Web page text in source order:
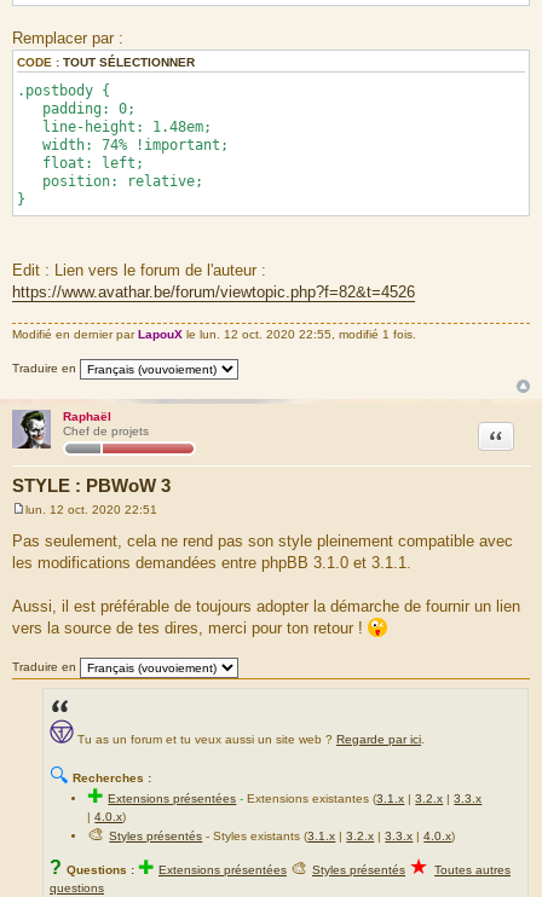
Remplacer par :
CODE : TOUT SÉLECTIONNER
.postbody {
padding: 0;
line-height: 1.48em;
width: 74% !important;
float: left;
position: relative;
}
Edit : Lien vers le forum de l'auteur :
https://www.avathar.be/forum/viewtopic.php?f=82&t=4526
Modifié en dernier parLapouX le lun. 12 oct. 2020 22:55, modifié 1 fois.
Traduire en
Raphaël
Chef de projets
STYLE : PBWoW 3
Citation
s
s
e
lun. 12 oct. 2020 22:51
Pas seulement, cela ne rend pas son style pleinement compatible avec
les modifications demandées entre phpBB 3.1.0 et 3.1.1.
Aussi, il est préférable de toujours adopter la démarche de fournir un lien
vers la source de tes dires, merci pour ton retour !
Traduire en
Tu as un forum et tu veux aussi un site web ? Regarde par ici
🔍 Recherches :
✚Extensions présentées -Extensions existantes (3.1.x |3.2.x |3.3.x
|4.0.x)
🎨Styles présentés - Styles existants (3.1.x |3.2.x |3.3.x |4.0.x)
? Questions : ✚ Extensions présentées 🎨 Styles présentés ★ Toutes autres
questions